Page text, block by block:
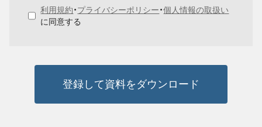
利用規約・プライバシーポリシー・個人情報の取扱い
に同意する
登録して資料をダウンロード